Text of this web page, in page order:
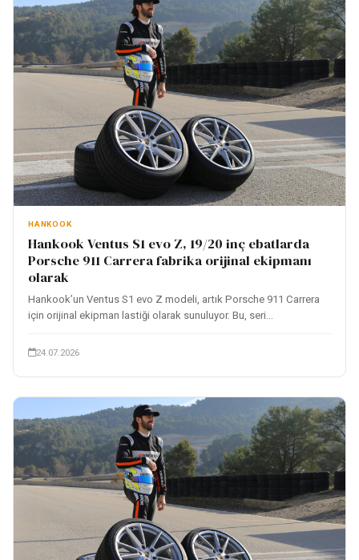
HANKOOK
Hankook Ventus S1 evo Z, 19/20 inç ebatlarda
Porsche 911 Carrera fabrika orijinal ekipmanı
olarak
Hankook’un Ventus S1 evo Z modeli, artık Porsche 911 Carrera
için orijinal ekipman lastiği olarak sunuluyor. Bu, seri...
24.07.2026